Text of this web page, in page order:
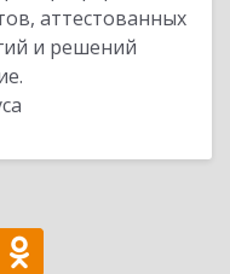
аттестованных
и решений